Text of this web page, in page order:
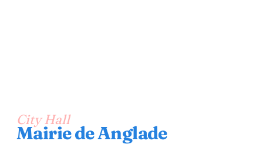
City Hall
Mairie de Anglade